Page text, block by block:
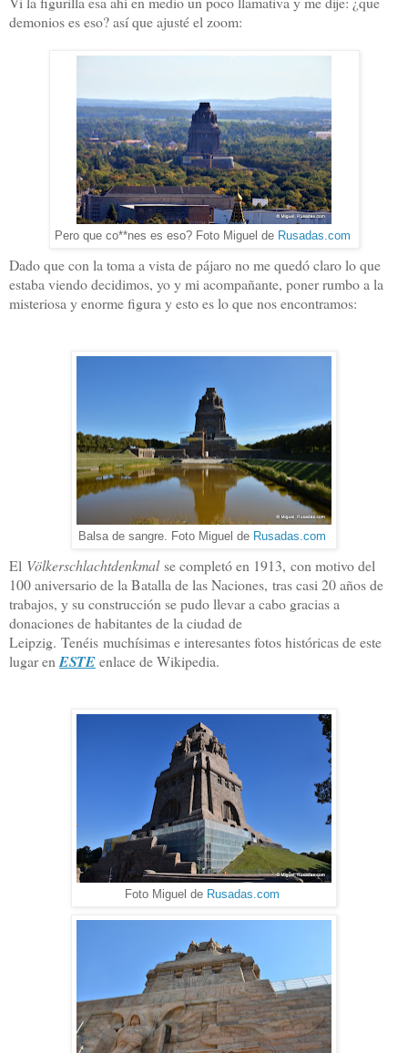
demonios es eso? así que ajusté el zoom:
Pero que co**nes es eso? Foto Miguel de Rusadas.com
Dado que con la toma a vista de pájaro no me quedó claro lo que
estaba viendo decidimos, yo y mi acompañante, poner rumbo a la
misteriosa y enorme figura y esto es lo que nos encontramos:
Balsa de sangre. Foto Miguel de Rusadas.com
El Völkerschlachtdenkmalse completó en 1913, con motivo del
100 aniversario de la Batalla de las Naciones, tras casi 20 años de
trabajos, y su construcción se pudo llevar a cabo gracias a
donaciones de habitantes de la ciudad de
Leipzig. Tenéis muchísimas e interesantes fotos históricas de este
lugar en ESTEenlace de Wikipedia.
Foto Miguel de Rusadas.com